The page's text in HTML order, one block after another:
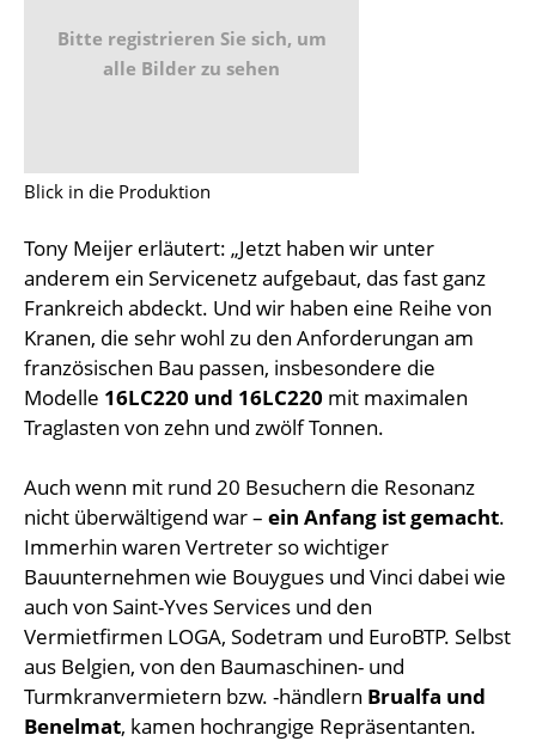
Bitte registrieren Sie sich, um
alle Bilder zu sehen
Blick in die Produktion
Tony Meijer erläutert: „Jetzt haben wir unter
anderem ein Servicenetz aufgebaut, das fast ganz
Frankreich abdeckt. Und wir haben eine Reihe von
Kranen, die sehr wohl zu den Anforderungan am
französischen Bau passen, insbesondere die
Modelle 16LC220 und 16LC220 mit maximalen
Traglasten von zehn und zwölf Tonnen.
Auch wenn mit rund 20 Besuchern die Resonanz
nicht überwältigend war – ein Anfang ist gemacht.
Immerhin waren Vertreter so wichtiger
Bauunternehmen wie Bouygues und Vinci dabei wie
auch von Saint-Yves Services und den
Vermietfirmen LOGA, Sodetram und EuroBTP. Selbst
aus Belgien, von den Baumaschinen- und
Turmkranvermietern bzw. -händlern Brualfa und
Benelmat, kamen hochrangige Repräsentanten.